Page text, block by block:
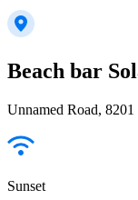
Beach bar
Unnamed Road,
Sunset